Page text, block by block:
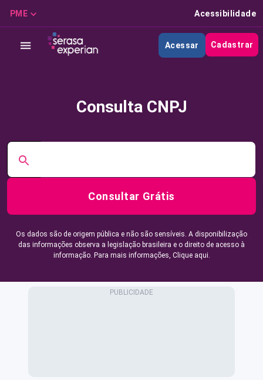
PME Acessibilidade
Acessar Cadastrar
Consulta CNPJ
Consultar Grátis
Os dados são de origem pública e não são sensíveis. A disponibilização
das informações observa a legislação brasileira e o direito de acesso à
informação. Para mais informações, Clique aqui.